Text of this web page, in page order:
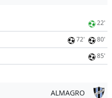
22'
72' 80'
85'
ALMAGRO